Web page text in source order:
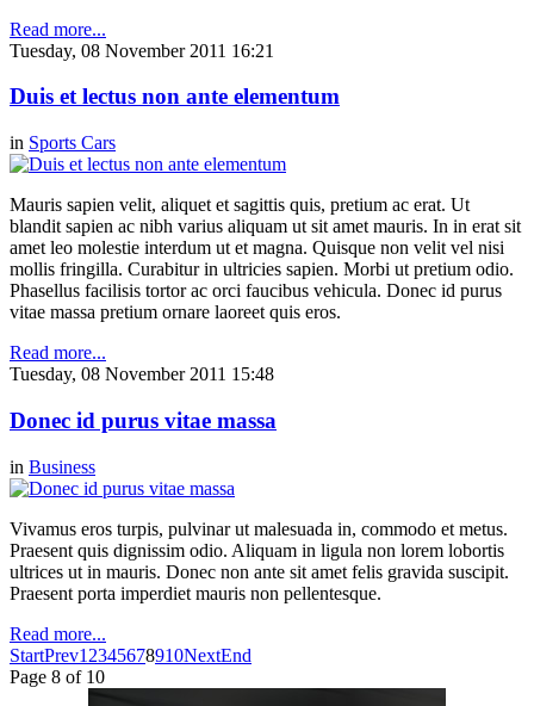
Read more...
Tuesday, 08 November 2011 16:21
Duis et lectus non ante elementum
in Sports Cars
Mauris sapien velit, aliquet et sagittis quis, pretium ac erat. Ut
blandit sapien ac nibh varius aliquam ut sit amet mauris. In in erat sit
amet leo molestie interdum ut et magna. Quisque non velit vel nisi
mollis fringilla. Curabitur in ultricies sapien. Morbi ut pretium odio.
Phasellus facilisis tortor ac orci faucibus vehicula. Donec id purus
vitae massa pretium ornare laoreet quis eros.
Read more...
Tuesday, 08 November 2011 15:48
Donec id purus vitae massa
in Business
Vivamus eros turpis, pulvinar ut malesuada in, commodo et metus.
Praesent quis dignissim odio. Aliquam in ligula non lorem lobortis
ultrices ut in mauris. Donec non ante sit amet felis gravida suscipit.
Praesent porta imperdiet mauris non pellentesque.
Read more...
StartPrev1 2345678910NextEnd
Page 8 of 10